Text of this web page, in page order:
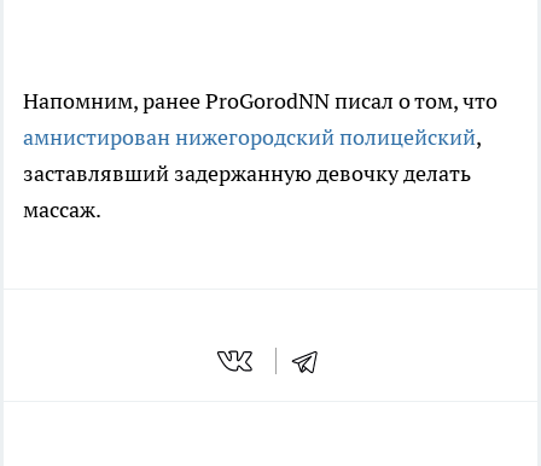
Напомним, ранее ProGorodNN писал о том, что
амнистирован нижегородский полицейский,
заставлявший задержанную девочку делать
массаж.